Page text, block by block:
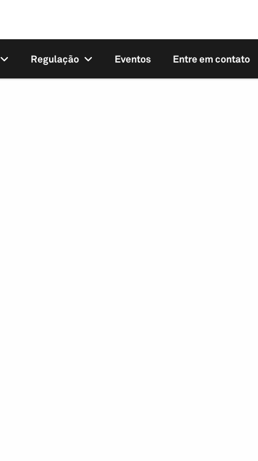
Regulação Eventos Entre em contato